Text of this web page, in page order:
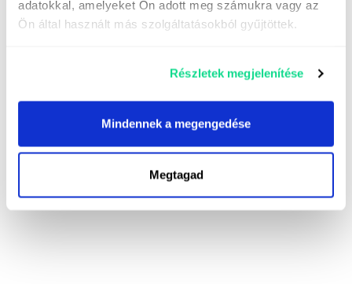
adatokkal, amelyeket Ön adott meg számukra vagy az
Ön által használt más szolgáltatásokból gyűjtöttek.
Részletek megjelenítése
Mindennek a megengedése
Megtagad